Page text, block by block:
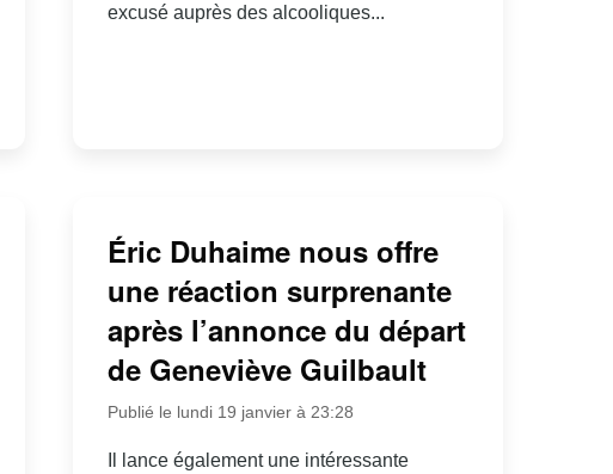
excusé auprès des alcooliques...
Éric Duhaime nous offre
une réaction surprenante
après l’annonce du départ
de Geneviève Guilbault
Publié le lundi 19 janvier à 23:28
Il lance également une intéressante